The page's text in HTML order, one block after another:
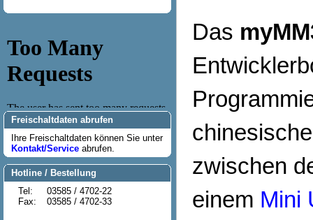
Freischaltdaten abrufen
Ihre Freischaltdaten können Sie unter
Kontakt/Service abrufen.
Hotline / Bestellung
Tel:
Fax:
03585 / 4702-22
03585 / 4702-33
Das
zwischen
einem Mini